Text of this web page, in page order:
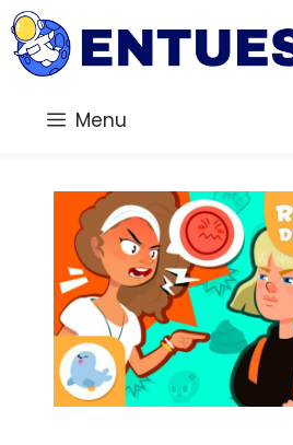
Saltar
al
contenido
Menu